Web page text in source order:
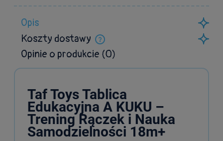
Opis
Koszty dostawy
Cena nie zawiera ewentualnych kosztów płatności
Opinie o produkcie (0)
Taf Toys Tablica
Edukacyjna A KUKU –
Trening Rączek i Nauka
Samodzielności 18m+